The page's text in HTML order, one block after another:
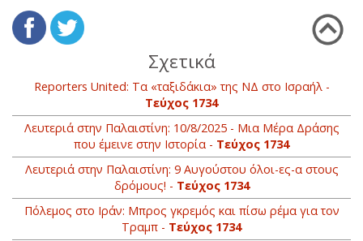
Σχετικά
Reporters United: Τα «ταξιδάκια» της ΝΔ στο Ισραήλ -
Τεύχος 1734
Λευτεριά στην Παλαιστίνη: 10/8/2025 - Μια Μέρα Δράσης
που έμεινε στην Ιστορία - Τεύχος 1734
Λευτεριά στην Παλαιστίνη: 9 Αυγούστου όλοι-ες-α στους
δρόμους! - Τεύχος 1734
Πόλεμος στο Ιράν: Μπρος γκρεμός και πίσω ρέμα για τον
Τραμπ - Τεύχος 1734